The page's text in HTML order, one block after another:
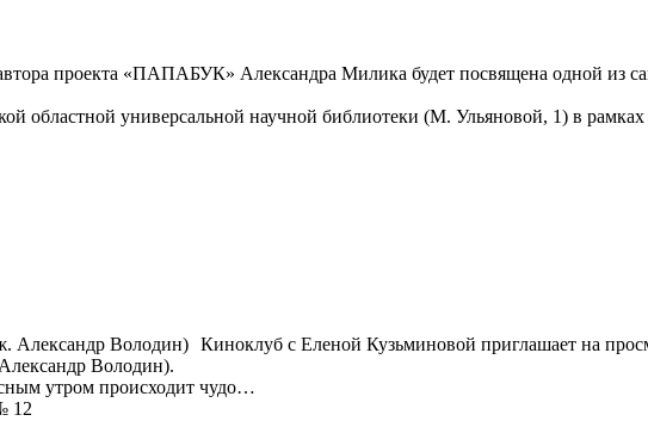
проекта «ПАПАБУК» Александра Милика будет посвящена одной из
областной универсальной научной библиотеки (М. Ульяновой, 1) в
Киноклуб с Еленой Кузьминовой приглашает на
Володин).
утром происходит чудо…
12